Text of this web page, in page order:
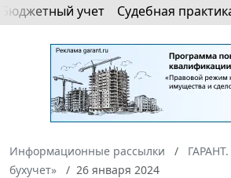
Бюджетный учет Судебная
Информационные рассылки
бухучет»
26 января 2024